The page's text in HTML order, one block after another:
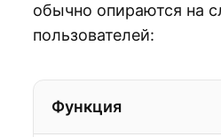
обычно опираются на
пользователей:
Функция